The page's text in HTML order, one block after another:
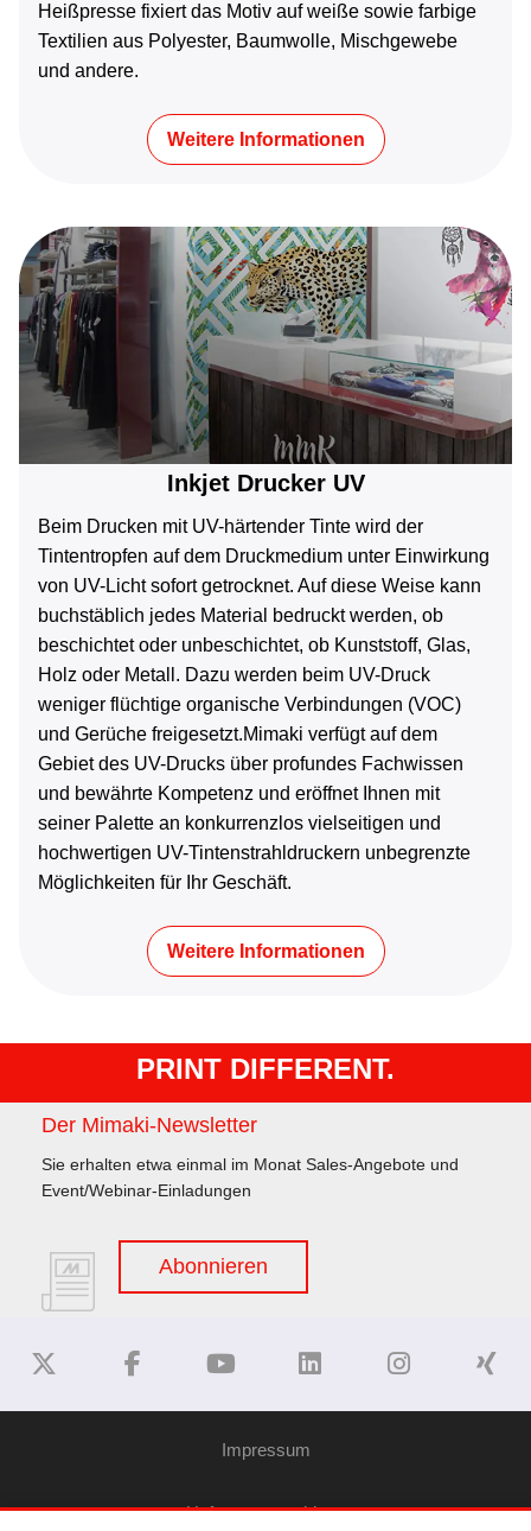
Heißpresse fixiert das Motiv auf weiße sowie farbige
Textilien aus Polyester, Baumwolle, Mischgewebe
und andere.
Weitere Informationen
Inkjet Drucker UV
Beim Drucken mit UV-härtender Tinte wird der
Tintentropfen auf dem Druckmedium unter Einwirkung
von UV-Licht sofort getrocknet. Auf diese Weise kann
buchstäblich jedes Material bedruckt werden, ob
beschichtet oder unbeschichtet, ob Kunststoff, Glas,
Holz oder Metall. Dazu werden beim UV-Druck
weniger flüchtige organische Verbindungen (VOC)
und Gerüche freigesetzt.Mimaki verfügt auf dem
Gebiet des UV-Drucks über profundes Fachwissen
und bewährte Kompetenz und eröffnet Ihnen mit
seiner Palette an konkurrenzlos vielseitigen und
hochwertigen UV-Tintenstrahldruckern unbegrenzte
Möglichkeiten für Ihr Geschäft.
Weitere Informationen
PRINT DIFFERENT.
Der Mimaki-Newsletter
Sie erhalten etwa einmal im Monat Sales-Angebote und
Event/Webinar-Einladungen
Abonnieren
Impressum
Haftungsausschluss